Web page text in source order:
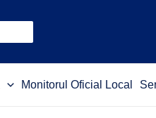
Monitorul Oficial Local